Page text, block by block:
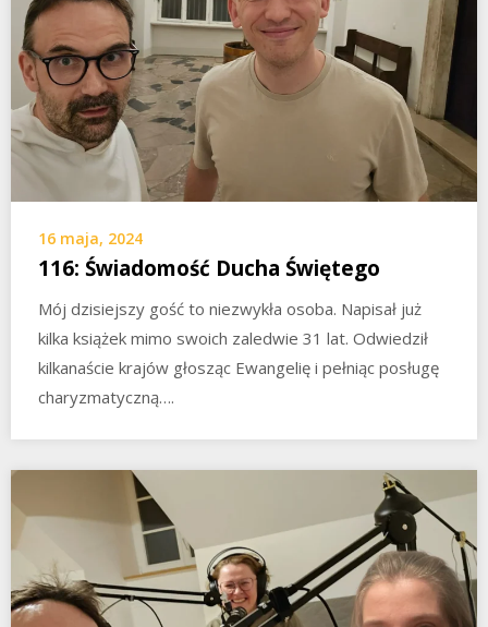
16 maja, 2024
116: Świadomość Ducha Świętego
Mój dzisiejszy gość to niezwykła osoba. Napisał już
kilka książek mimo swoich zaledwie 31 lat. Odwiedził
kilkanaście krajów głosząc Ewangelię i pełniąc posługę
charyzmatyczną….